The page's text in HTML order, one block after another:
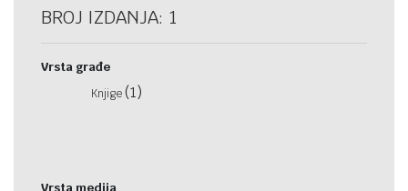
BROJ IZDANJA: 1
Vrsta građe
Knjige(1)
Vrsta medija